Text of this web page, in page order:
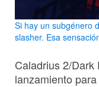
Si hay un subgénero
slasher. Esa
Caladrius 2/Dark
lanzamiento